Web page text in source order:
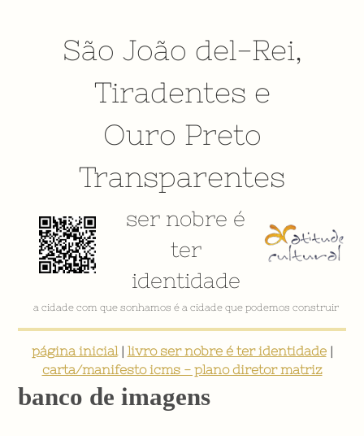
São João del-Rei,
Tiradentes e
Ouro Preto
Transparentes
ser nobre é
ter
identidade
a cidade com que sonhamos é a cidade que podemos construir
página inicial| livro ser nobre é ter identidade|
carta/manifesto icms - plano diretor matriz
banco de imagens